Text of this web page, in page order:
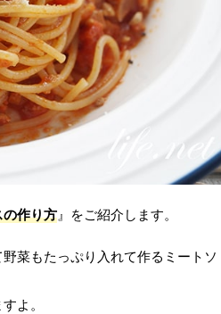
作り方 』をご紹介します。
菜もたっぷり入れて作るミートソ
よ。